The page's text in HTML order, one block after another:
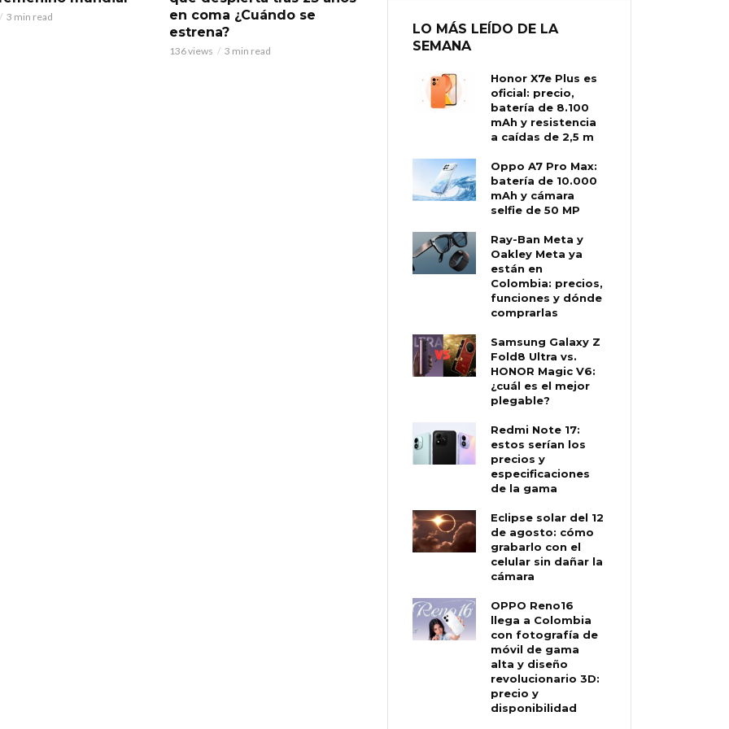
3 min read
en coma ¿Cuándo se
estrena?
136 views 3 min read
LO MÁS LEÍDO DE LA
SEMANA
Honor X7e Plus es
oficial: precio,
batería de 8.100
mAh y resistencia
a caídas de 2,5 m
Oppo A7 Pro Max:
batería de 10.000
mAh y cámara
selfie de 50 MP
Ray-Ban Meta y
Oakley Meta ya
están en
Colombia: precios,
funciones y dónde
comprarlas
Samsung Galaxy Z
Fold8 Ultra vs.
HONOR Magic V6:
¿cuál es el mejor
plegable?
Redmi Note 17:
estos serían los
precios y
especificaciones
de la gama
Eclipse solar del 12
de agosto: cómo
grabarlo con el
celular sin dañar la
cámara
OPPO Reno16
llega a Colombia
con fotografía de
móvil de gama
alta y diseño
revolucionario 3D:
precio y
disponibilidad